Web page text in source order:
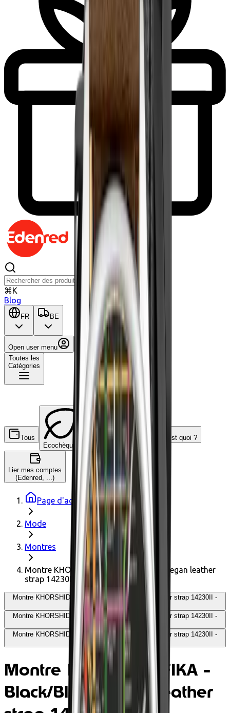
⌘K
Blog
FR BE
Open user menu
Panier
Toutes les
Catégories
Tous
Ecochèques
Chèques-cadeaux
C'est quoi ?
Lier mes comptes
(Edenred, ...)
Page d'accueil
Mode
Montres
Montre KHORSHID FIKA - Black/Black vegan leather
strap 14230II
Montre KHORSHID FIKA - Black/Black vegan leather strap 14230II -
CHPO
Montre KHORSHID FIKA - Black/Black vegan leather strap 14230II -
CHPO
Montre KHORSHID FIKA - Black/Black vegan leather strap 14230II -
CHPO
Montre KHORSHID FIKA -
Black/Black vegan leather